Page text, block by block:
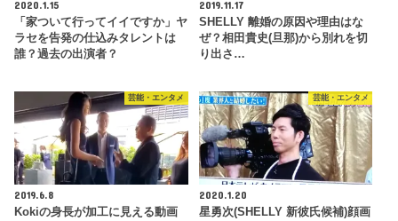
2020.1.15
「家ついて行ってイイですか」ヤ
ラセを告発の仕込みタレントは
誰？過去の出演者？
2019.11.17
SHELLY 離婚の原因や理由はな
ぜ？相田貴史(旦那)から別れを切
り出さ…
芸能・エンタメ
2019.6.8
Kokiの身長が加工に見える動画
芸能・エンタメ
2020.1.20
星勇次(SHELLY 新彼氏候補)顔画